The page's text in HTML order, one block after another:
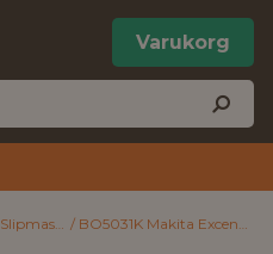
Varukorg
Slipmaskiner BO5031K Makita Excenterslip 300 W